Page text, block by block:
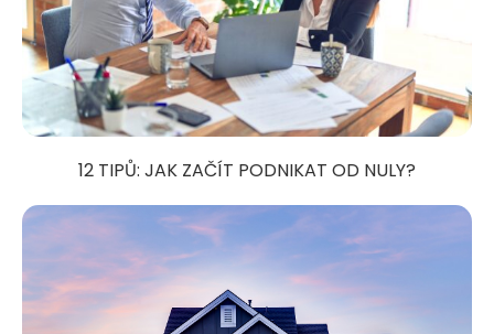
12 TIPŮ: JAK ZAČÍT PODNIKAT OD NULY?